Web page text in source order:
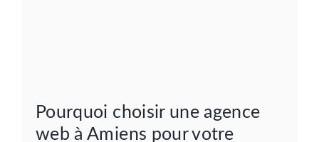
Pourquoi choisir une agence
web à Amiens pour votre